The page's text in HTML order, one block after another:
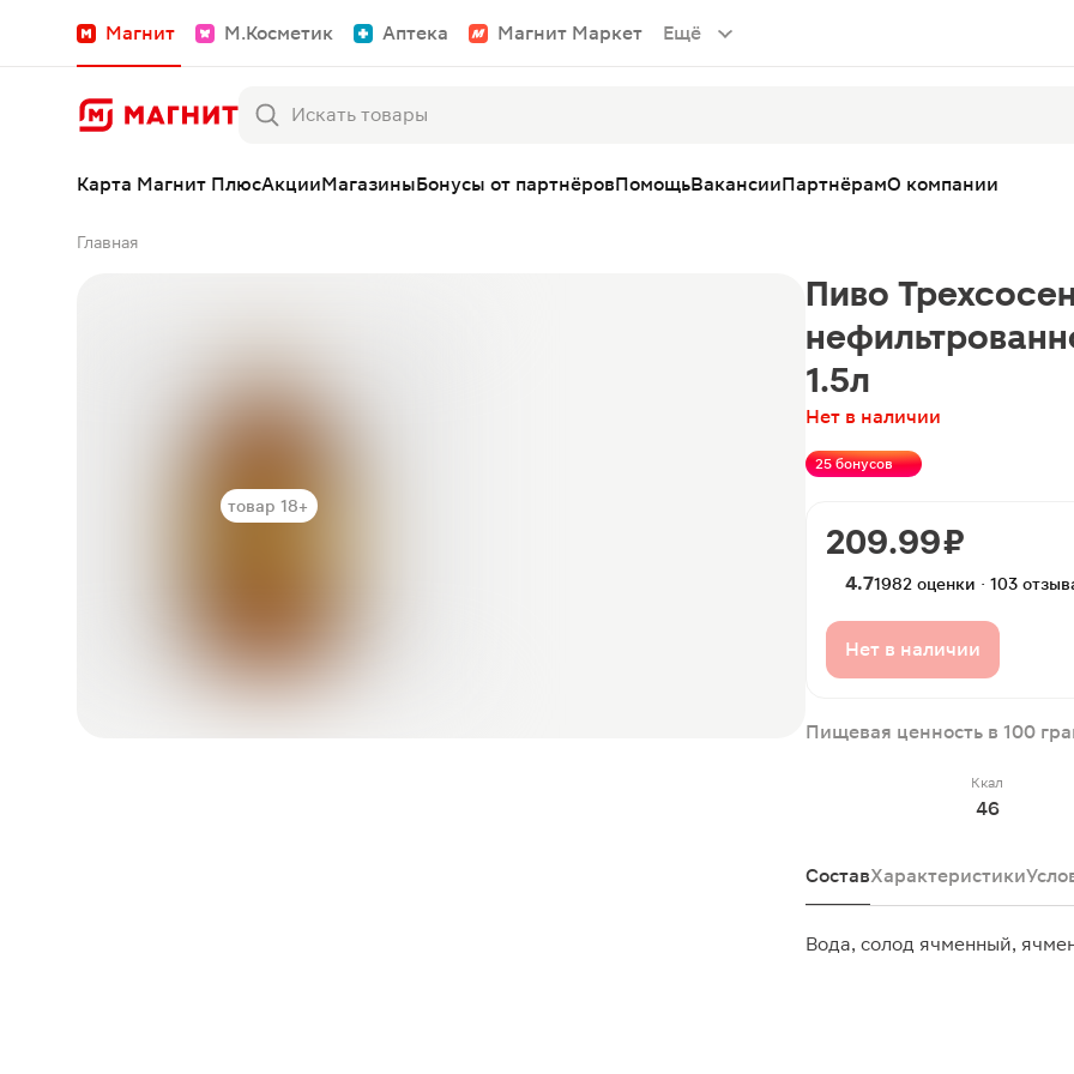
Магнит М.Косметик Аптека Магнит Маркет Ещё
Карта Магнит ПлюсАкцииМагазиныБонусы от партнёровПомощьВакансииПартнёрамО компании
Главная
товар 18+
25 бонусов
Пиво
1.5л
Нет в наличии
209.99 ₽
4.71982 оценки · 103
Нет в наличии
Пищевая ценность в 100
Ккал
46
СоставХарактеристики
Вода, солод ячменный,